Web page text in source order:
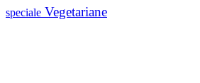
speciale Vegetariane